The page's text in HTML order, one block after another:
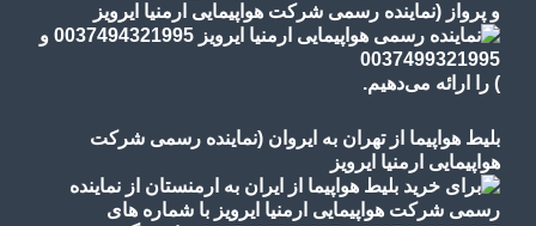
و پرواز (نماینده رسمی شرکت هواپیمایی ارمنیا ایرویز
) را ارائه می‌دهیم.
بلیط هواپیما از تهران به ایروان (نماینده رسمی شرکت
هواپیمایی ارمنیا ایرویز